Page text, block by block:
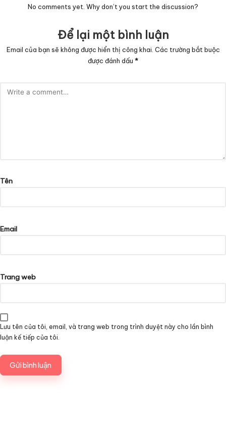
No comments yet. Why don’t you start the discussion?
Để lại một bình luận
Email của bạn sẽ không được hiển thị công khai. Các trường bắt buộc
được đánh dấu *
Tên
Email
Trang web
Lưu tên của tôi, email, và trang web trong trình duyệt này cho lần bình
luận kế tiếp của tôi.